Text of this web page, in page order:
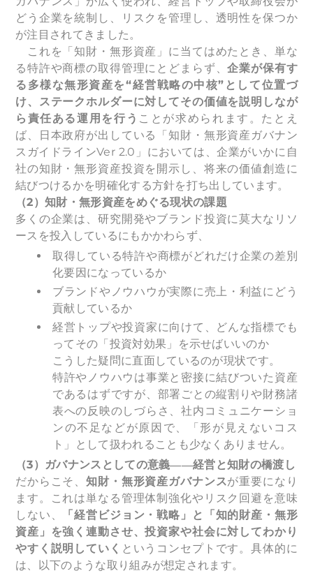
どう企業を統制し、リスクを管理し、透明性を保つか
が注目されてきました。
これを「知財・無形資産」に当てはめたとき、単な
る特許や商標の取得管理にとどまらず、企業が保有す
る多様な無形資産を“経営戦略の中核”として位置づ
け、ステークホルダーに対してその価値を説明しなが
ら責任ある運用を行う ことが求められます。たとえ
ば、日本政府が出している「知財・無形資産ガバナン
スガイドラインVer 2.0」においては、企業がいかに自
社の知財・無形資産投資を開示し、将来の価値創造に
結びつけるかを明確化する方針を打ち出しています。
（2）知財・無形資産をめぐる現状の課題
多くの企業は、研究開発やブランド投資に莫大なリソ
ースを投入しているにもかかわらず、
取得している特許や商標がどれだけ企業の差別
化要因になっているか
ブランドやノウハウが実際に売上・利益にどう
貢献しているか
経営トップや投資家に向けて、どんな指標でも
ってその「投資対効果」を示せばいいのか
こうした疑問に直面しているのが現状です。
特許やノウハウは事業と密接に結びついた資産
であるはずですが、部署ごとの縦割りや財務諸
表への反映のしづらさ、社内コミュニケーショ
ンの不足などが原因で、「形が見えないコス
ト」として扱われることも少なくありません。
（3）ガバナンスとしての意義――経営と知財の橋渡し
だからこそ、知財・無形資産ガバナンスが重要になり
ます。これは単なる管理体制強化やリスク回避を意味
しない、
「経営ビジョン・戦略」と「知的財産・無形
資産」を強く連動させ、投資家や社会に対してわかり
やすく説明していく というコンセプトです。具体的に
は、以下のような取り組みが想定されます。